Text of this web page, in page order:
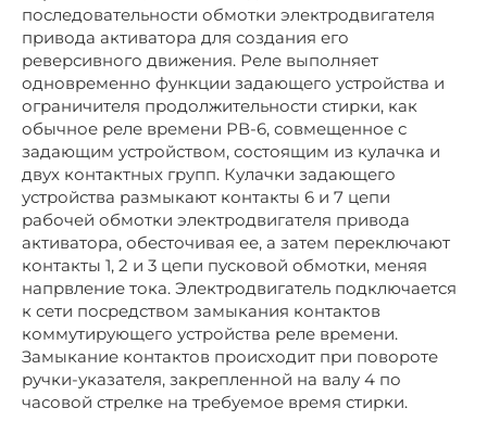
последовательности обмотки электродвигателя
привода активатора для создания его
реверсивного движения. Реле выполняет
одновременно функции задающего устройства и
ограничителя продолжительности стирки, как
обычное реле времени РВ-6, совмещенное с
задающим устройством, состоящим из кулачка и
двух контактных групп. Кулачки задающего
устройства размыкают контакты 6 и 7 цепи
рабочей обмотки электродвигателя привода
активатора, обесточивая ее, а затем переключают
контакты 1, 2 и 3 цепи пусковой обмотки, меняя
напрвление тока. Электродвигатель подключается
к сети посредством замыкания контактов
коммутирующего устройства реле времени.
Замыкание контактов происходит при повороте
ручки-указателя, закрепленной на валу 4 по
часовой стрелке на требуемое время стирки.